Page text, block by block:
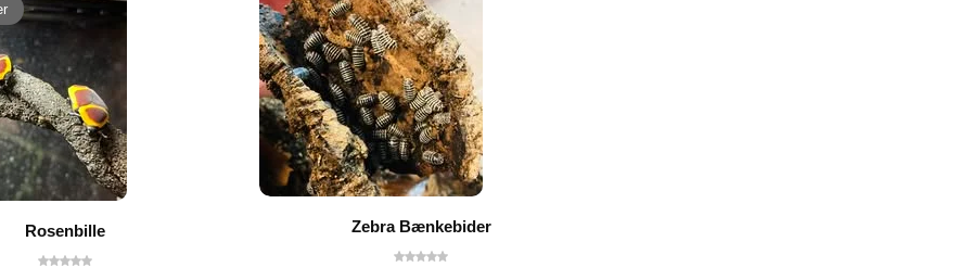
Rosenbille Zebra Bænkebider